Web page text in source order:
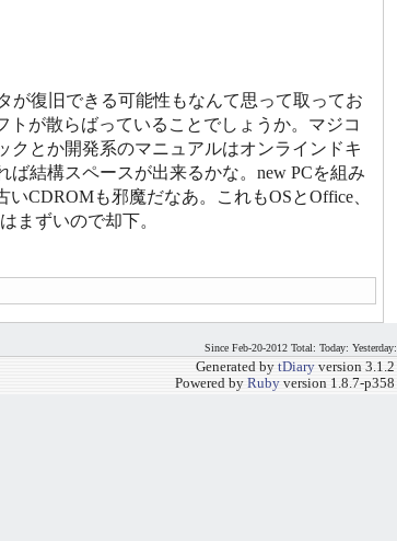
が復旧できる可能性もなんて思って取ってお
が散らばっていることでしょうか。マジコ
とか開発系のマニュアルはオンラインドキ
結構スペースが出来るかな。new PCを組み
CDROMも邪魔だなあ。これもOSとOffice、
まずいので却下。
Since Feb-20-2012 Total: Today: Yesterday:
Generated by tDiary version 3.1.2
Powered by Ruby version 1.8.7-p358